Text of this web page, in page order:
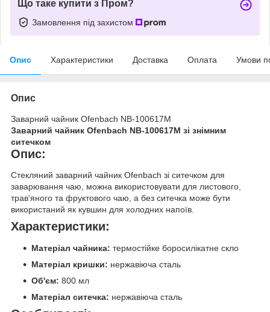
Що таке купити з Пром?
Замовлення під захистом
Опис Характеристики Доставка Оплата Умови
Опис
Заварний чайник Ofenbach NB-100617M
Заварний чайник Ofenbach NB-100617M зі знімним
ситечком
Опис:
Стекляний заварний чайник Ofenbach зі ситечком для
заварювання чаю, можна використовувати для листового,
трав'яного та фруктового чаю, а без ситечка може бути
використаний як кувшин для холодних напоїв.
Характеристики:
Матеріал чайника: термостійке боросилікатне скло
Матеріал кришки: нержавіюча сталь
Об'єм: 800 мл
Матеріал ситечка: нержавіюча сталь